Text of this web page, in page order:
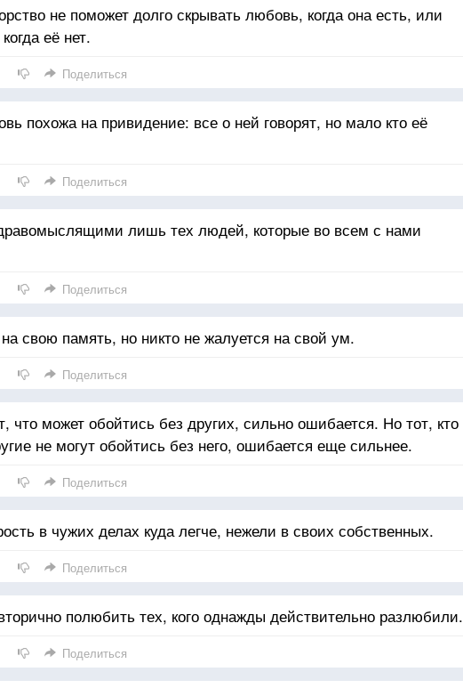
не поможет долго скрывать любовь, когда она есть, или
её нет.
Поделиться
похожа на привидение: все о ней говорят, но мало кто её
Поделиться
лишь тех людей, которые во всем с нами
Поделиться
свою память, но никто не жалуется на свой ум.
Поделиться
что может обойтись без других, сильно ошибается. Но тот, кто
не могут обойтись без него, ошибается еще сильнее.
Поделиться
в чужих делах куда легче, нежели в своих собственных.
Поделиться
полюбить тех, кого однажды действительно разлюбили.
Поделиться